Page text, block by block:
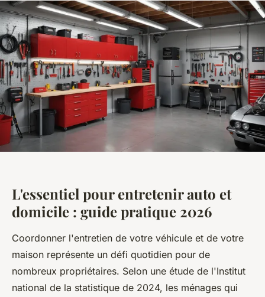
L'essentiel pour entretenir auto et
domicile : guide pratique 2026
Coordonner l'entretien de votre véhicule et de votre
maison représente un défi quotidien pour de
nombreux propriétaires. Selon une étude de l'Institut
national de la statistique de 2024, les ménages qui